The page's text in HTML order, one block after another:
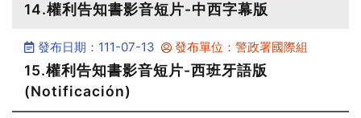
14.權利告知書影音短片-中西字幕版
發布日期：111-07-13 發布單位：警政署國際組
15.權利告知書影音短片-西班牙語版
(Notificación)